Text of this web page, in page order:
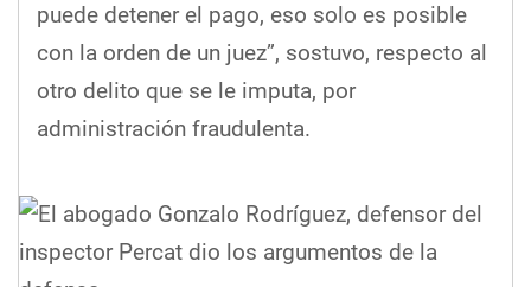
puede detener el pago, eso solo es posible
con la orden de un juez”, sostuvo, respecto al
otro delito que se le imputa, por
administración fraudulenta.